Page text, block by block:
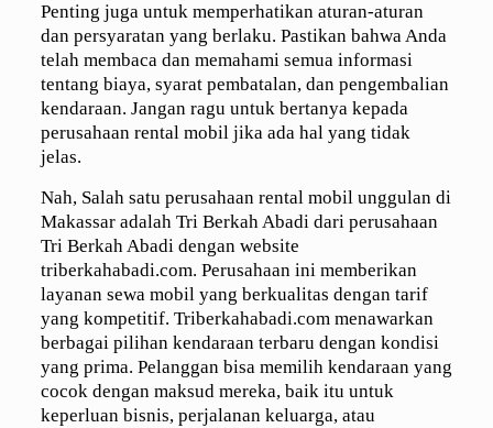
Penting juga untuk memperhatikan aturan-aturan
dan persyaratan yang berlaku. Pastikan bahwa Anda
telah membaca dan memahami semua informasi
tentang biaya, syarat pembatalan, dan pengembalian
kendaraan. Jangan ragu untuk bertanya kepada
perusahaan rental mobil jika ada hal yang tidak
jelas.
Nah, Salah satu perusahaan rental mobil unggulan di
Makassar adalah Tri Berkah Abadi dari perusahaan
Tri Berkah Abadi dengan website
triberkahabadi.com. Perusahaan ini memberikan
layanan sewa mobil yang berkualitas dengan tarif
yang kompetitif. Triberkahabadi.com menawarkan
berbagai pilihan kendaraan terbaru dengan kondisi
yang prima. Pelanggan bisa memilih kendaraan yang
cocok dengan maksud mereka, baik itu untuk
keperluan bisnis, perjalanan keluarga, atau